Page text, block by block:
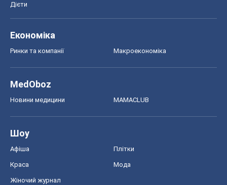
Дієти
Економіка
Ринки та компанії Макроекономіка
MedOboz
Новини медицини MAMACLUB
Шоу
Афіша Плітки
Краса Мода
Жіночий журнал